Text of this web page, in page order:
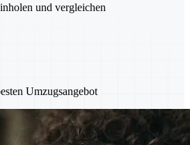
und vergleichen
Umzugsangebot